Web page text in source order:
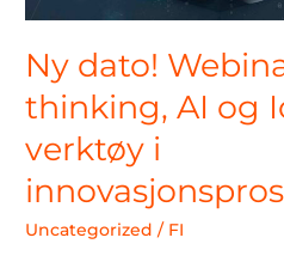
Ny dato!
thinking, AI og
verktøy i
Uncategorized / FI